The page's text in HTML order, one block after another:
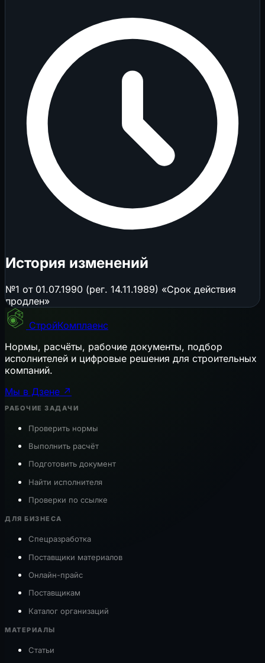
История изменений
№1 от 01.07.1990 (рег. 14.11.1989) «Срок действия
продлен»
СтройКомплаенс
Нормы, расчёты, рабочие документы, подбор
исполнителей и цифровые решения для строительных
компаний.
Мы в Дзене ↗
РАБОЧИЕ ЗАДАЧИ
Проверить нормы
Выполнить расчёт
Подготовить документ
Найти исполнителя
Проверки по ссылке
ДЛЯ БИЗНЕСА
Спецразработка
Поставщики материалов
Онлайн-прайс
Поставщикам
Каталог организаций
МАТЕРИАЛЫ
Статьи